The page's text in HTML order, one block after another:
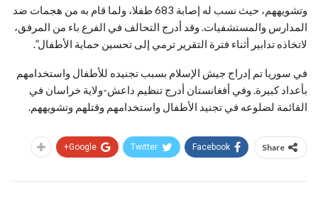
وتشويههم، حيث نسب له إصابة 683 طفلا، ولما قام به من هجمات ضد
المدارس والمستشفيات. وقد أدرج التحالف في الفرع باء من المرفق،
لاتخاذه تدابير أثناء فترة التقرير ترمي إلى تحسين حماية الأطفال”.
في سوريا تم إدراج جيش الإسلام بسبب تجنيده للأطفال واستخدامهم
بأعداد كبيرة. وفي أفغانستان أدرج تنظيم داعش-ولاية خراسان في
القائمة لضلوعه في تجنيد الأطفال واستخدامهم وقتلهم وتشويههم.
Share
Facebook
Twitter
Google+